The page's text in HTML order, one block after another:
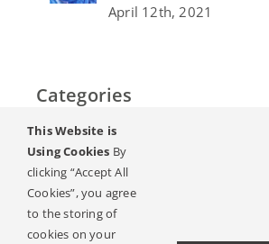
April 12th, 2021
Categories
Home
Auzul & Hipoacuzia
Revista de implanturi auditive
This Website is
Using Cookies By
clicking “Accept All
Cookies”, you agree
to the storing of
cookies on your